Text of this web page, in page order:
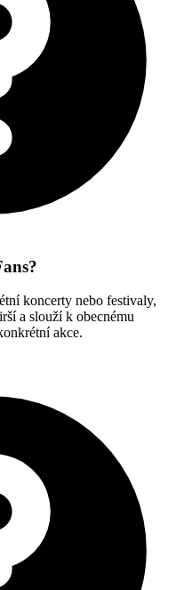
koncerty nebo festivaly,
a slouží k obecnému
akce.